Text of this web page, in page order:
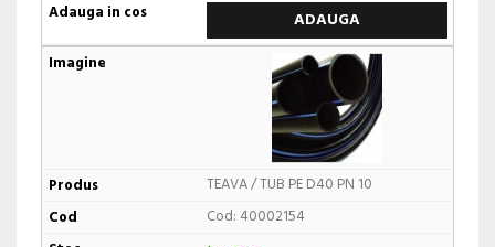
ADAUGA
TEAVA / TUB PE D40 PN 10
Cod: 40002154